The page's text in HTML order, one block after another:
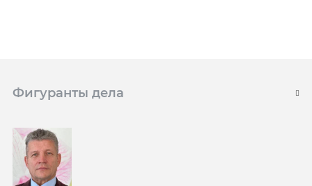
Фигуранты дела